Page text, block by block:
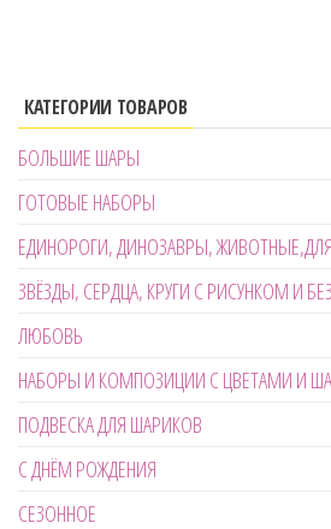
КАТЕГОРИИ ТОВАРОВ
БОЛЬШИЕ ШАРЫ
ГОТОВЫЕ НАБОРЫ
ЕДИНОРОГИ, ДИНОЗАВРЫ, ЖИВОТНЫЕ,ДЛЯ
ЗВЁЗДЫ, СЕРДЦА, КРУГИ С РИСУНКОМ И БЕЗ
ЛЮБОВЬ
НАБОРЫ И КОМПОЗИЦИИ С ЦВЕТАМИ И
ПОДВЕСКА ДЛЯ ШАРИКОВ
С ДНЁМ РОЖДЕНИЯ
СЕЗОННОЕ